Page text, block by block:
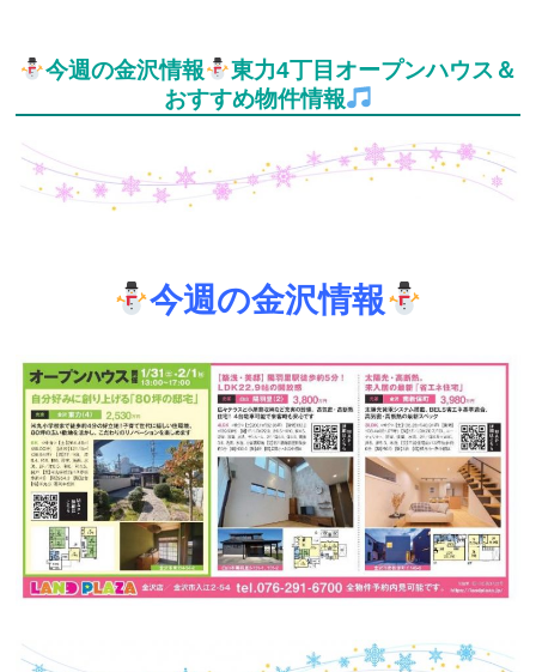
今週の金沢情報
東力4丁目オープンハウス＆
おすすめ物件情報
今週の金沢情報